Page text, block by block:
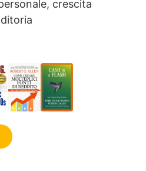
crescita